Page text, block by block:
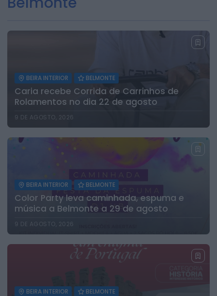
Volta a Portugal chega hoje a Águeda
Notícias de Águeda • Notícias de
Bombeiros Voluntários da Guarda nos
150 anos da...
HOJE, 0:36
BEIRA INTERIOR BELMONTE
Caria recebe Corrida de Carrinhos de
Rolamentos no dia 22 de agosto
9 DE AGOSTO, 2026
BEIRA INTERIOR BELMONTE
Color Party leva caminhada, espuma e
música a Belmonte a 29 de agosto
9 DE AGOSTO, 2026
BEIRA INTERIOR BELMONTE